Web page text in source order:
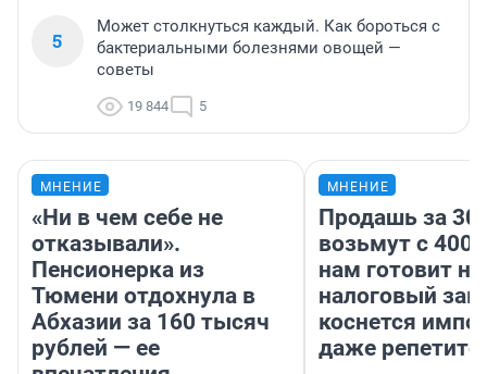
5
Может столкнуться каждый. Как бороться с
бактериальными болезнями овощей —
советы
19 844 5
МНЕНИЕ
«Ни в чем себе не
отказывали».
Пенсионерка из
Тюмени отдохнула в
Абхазии за 160 тысяч
рублей — ее
МНЕНИЕ
Продашь за
возьмут с
нам готовит
налоговый
коснется
даже